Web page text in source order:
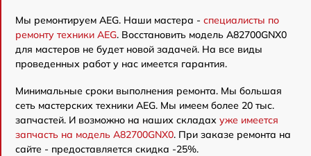
Мы ремонтируем AEG. Наши мастера - специалисты по
ремонту техники AEG. Восстановить модель A82700GNX0
для мастеров не будет новой задачей. На все виды
проведенных работ у нас имеется гарантия.
Минимальные сроки выполнения ремонта. Мы большая
сеть мастерских техники AEG. Мы имеем более 20 тыс.
запчастей. И возможно на наших складах уже имеется
запчасть на модель A82700GNX0. При заказе ремонта на
сайте - предоставляется скидка -25%.